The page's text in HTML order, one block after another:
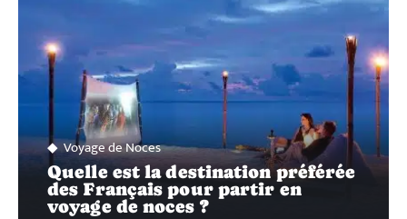
Voyage de Noces
Quelle est la destination préférée
des Français pour partir en
voyage de noces ?